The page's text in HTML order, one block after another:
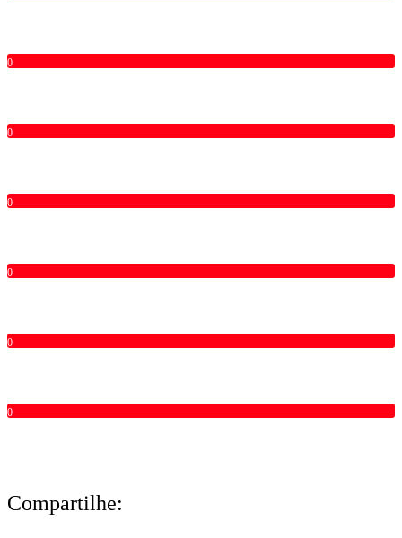
0
0
0
0
0
0
Compartilhe: